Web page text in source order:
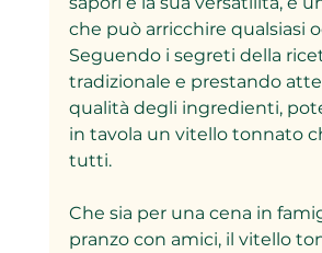
che può arricchire qualsiasi
Seguendo i segreti della
tradizionale e prestando
qualità degli ingredienti,
in tavola un vitello tonnato
tutti.
Che sia per una cena in
pranzo con amici, il vitello